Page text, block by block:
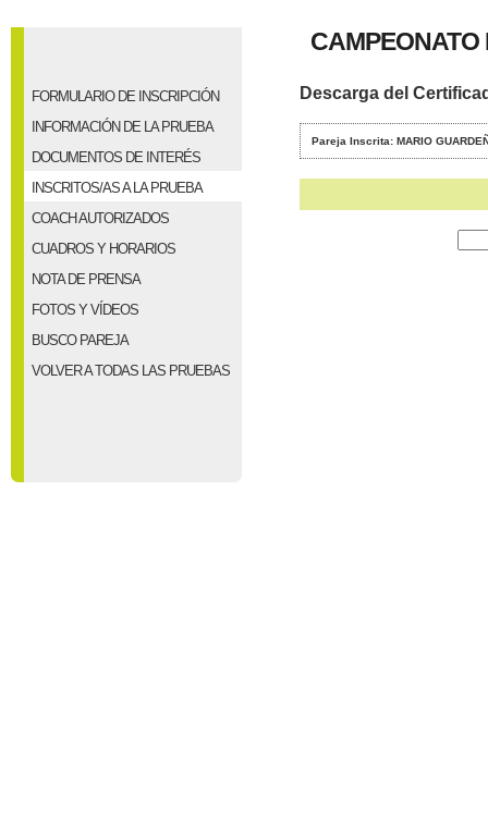
FORMULARIO DE INSCRIPCIÓN
INFORMACIÓN DE LA PRUEBA
DOCUMENTOS DE INTERÉS
INSCRITOS/AS A LA PRUEBA
COACH AUTORIZADOS
CUADROS Y HORARIOS
NOTA DE PRENSA
FOTOS Y VÍDEOS
BUSCO PAREJA
VOLVER A TODAS LAS PRUEBAS
CAMPEONATO
Descarga del
Pareja Inscrita: MARIO